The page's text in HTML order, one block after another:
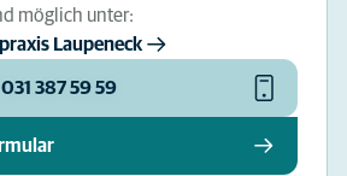
möglich unter:
Laupeneck
387 59 59